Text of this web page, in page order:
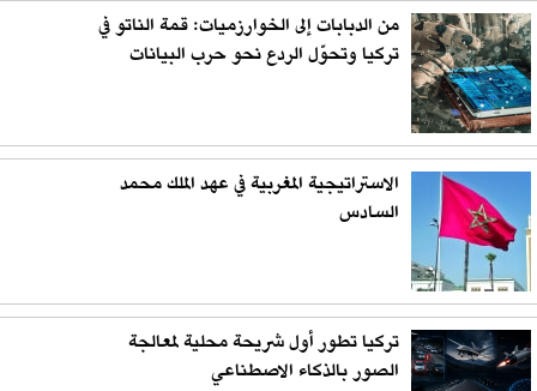
من الدبابات إلى الخوارزميات: قمة الناتو في
تركيا وتحوّل الردع نحو حرب البيانات
الاستراتيجية المغربية في عهد الملك محمد
السادس
تركيا تطور أول شريحة محلية لمعالجة
الصور بالذكاء الاصطناعي